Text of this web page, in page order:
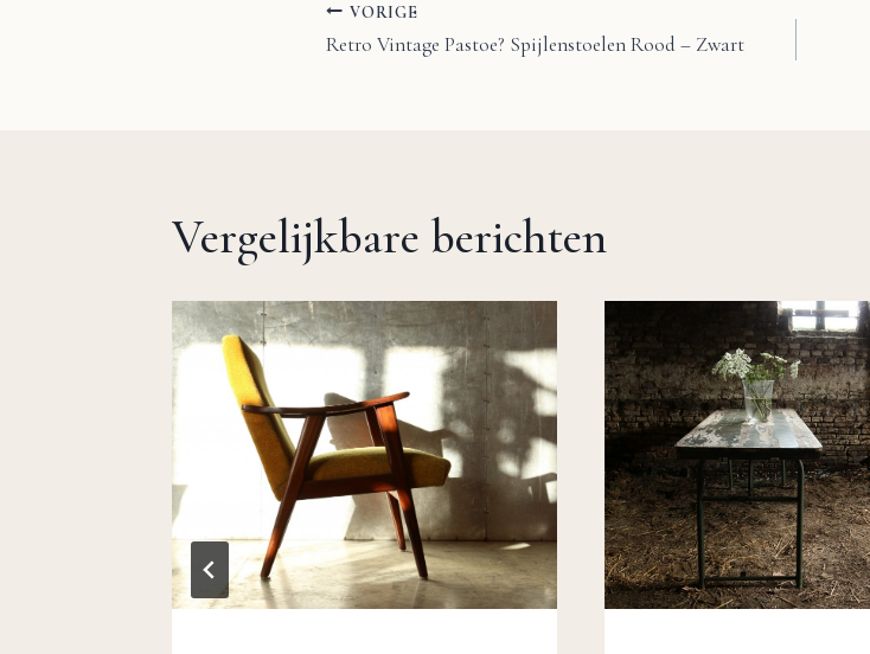
Bericht
VORIGE
Retro Vintage Pastoe? Spijlenstoelen Rood – Zwart
Vergelijkbare berichten